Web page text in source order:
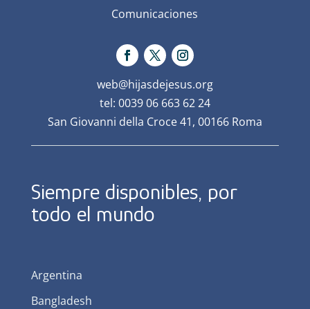
Comunicaciones
web@hijasdejesus.org
tel: 0039 06 663 62 24
San Giovanni della Croce 41, 00166 Roma
Siempre disponibles, por
todo el mundo
Argentina
Bangladesh